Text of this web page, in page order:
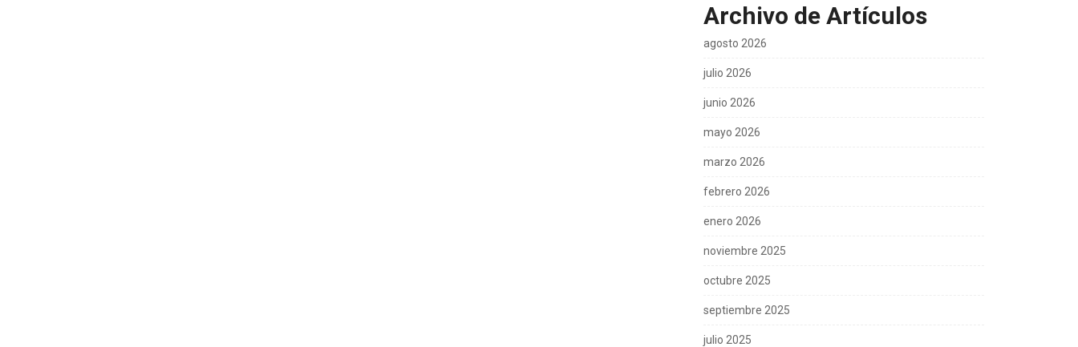
Archivo de Artículos
agosto 2026
julio 2026
junio 2026
mayo 2026
marzo 2026
febrero 2026
enero 2026
noviembre 2025
octubre 2025
septiembre 2025
julio 2025